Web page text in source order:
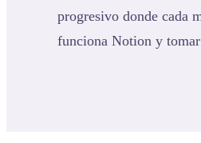
progresivo donde cada
funciona Notion y